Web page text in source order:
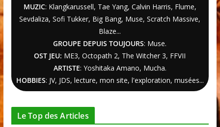
MUZIC: Klangkarussell, Tae Yang, Calvin Harris, Flume,
Sevdaliza, Sofi Tukker, Big Bang, Muse, Scratch Massive,
Blaze...
GROUPE DEPUIS TOUJOURS: Muse.
OST JEU: ME3,Octopath 2, The Witcher3, FFVII
ARTISTE: Yoshitaka Amano, Mucha.
HOBBIES: JV, JDS, lecture, mon site, l'exploration, musées...
Le Top des Articles